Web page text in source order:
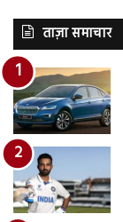
ताज़ा समाचार